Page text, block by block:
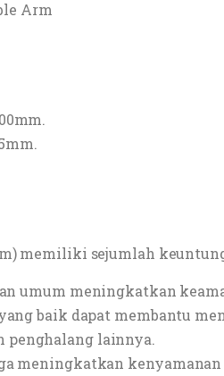
Arm
memiliki sejumlah
umum meningkatkan
baik dapat membantu
penghalang lainnya.
meningkatkan